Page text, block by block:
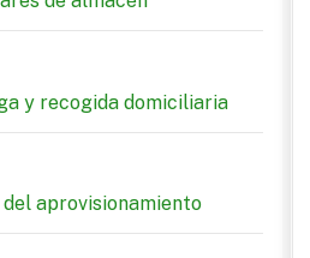
y recogida domiciliaria
aprovisionamiento